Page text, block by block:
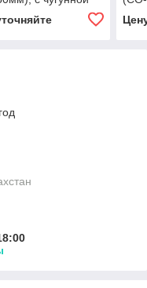
с уклоном 0,5%
КUу